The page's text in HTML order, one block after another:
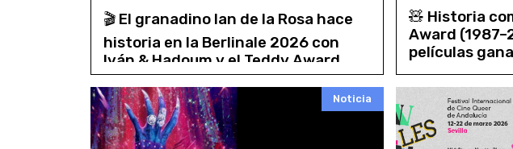
🎬 El granadino Ian de la Rosa hace
historia en la Berlinale 2026 con
Iván & Hadoum y el Teddy Award
🧸 Historia
Award
películas
Noticia